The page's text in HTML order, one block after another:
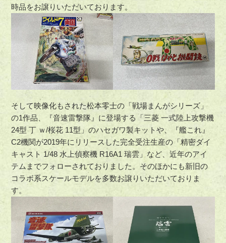
時品をお譲りいただいております。
そして映像化もされた松本零士の「戦場まんがシリーズ」
の1作品、『音速雷撃隊』に登場する「三菱 一式陸上攻撃機
24型 丁 ｗ/桜花 11型」のハセガワ製キットや、『艦これ』
C2機関が2019年にリリースした完全受注生産の「精密ダイ
キャスト 1/48 水上偵察機 R16A1 瑞雲」など、近年のアイ
テムまでフォローされておりました。そのほかにも新旧の
コラボ系スケールモデルを多数お譲りいただいておりま
す。